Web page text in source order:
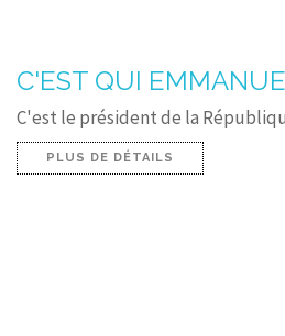
C'EST QUI
C'est le président de la
PLUS DE DÉTAILS